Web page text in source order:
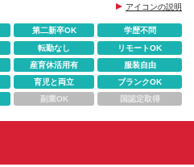
アイコンの説明
第二新卒OK
学歴不問
転勤なし
リモートOK
産育休活用有
服装自由
育児と両立
ブランクOK
副業OK 国認定取得